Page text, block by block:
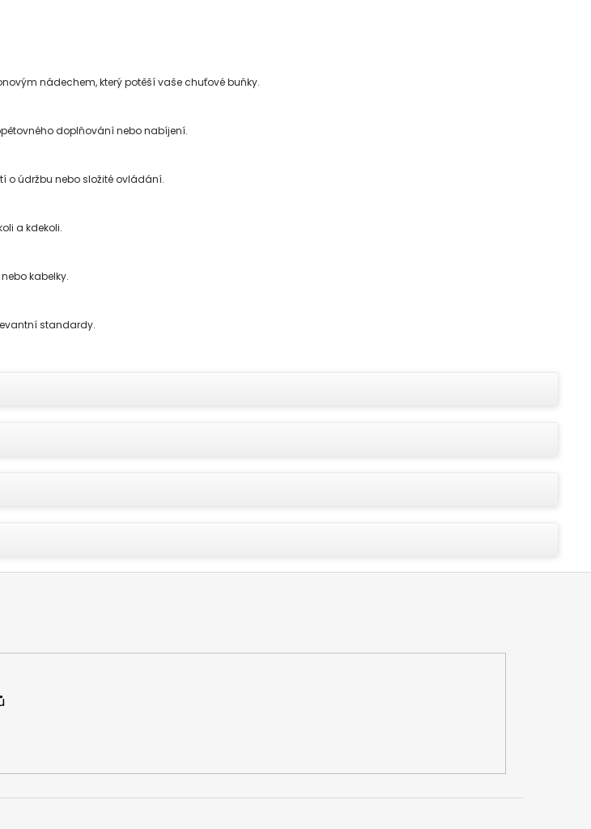
nádechem, který potěší vaše chuťové buňky.
doplňování nebo nabíjení.
o údržbu nebo složité ovládání.
a kdekoli.
kabelky.
standardy.